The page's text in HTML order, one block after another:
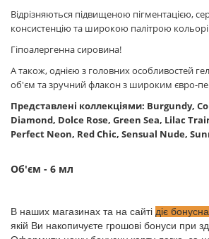
Відрізняються підвищеною пігментацією,
консистенцію та широкою палітрою
Гіпоалергенна сировина!
А також, однією з головних особливостей
об'єм та зручний флакон з широким євро-
Представлені коллекціями: Burgundy,
Diamond, Dolce Rose, Green Sea, Lilac
Perfect Neon, Red Chic, Sensual Nude,
Об'єм - 6 мл
В наших магазинах та на сайті діє
якій Ви накопичуєте грошові бонуси при